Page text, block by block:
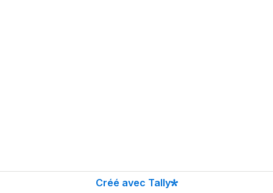
Créé avec Tally